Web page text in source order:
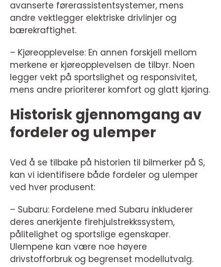
avanserte førerassistentsystemer, mens
andre vektlegger elektriske drivlinjer og
bærekraftighet.
– Kjøreopplevelse: En annen forskjell mellom
merkene er kjøreopplevelsen de tilbyr. Noen
legger vekt på sportslighet og responsivitet,
mens andre prioriterer komfort og glatt kjøring.
Historisk gjennomgang av
fordeler og ulemper
Ved å se tilbake på historien til bilmerker på S,
kan vi identifisere både fordeler og ulemper
ved hver produsent:
– Subaru: Fordelene med Subaru inkluderer
deres anerkjente firehjulstrekkssystem,
pålitelighet og sportslige egenskaper.
Ulempene kan være noe høyere
drivstofforbruk og begrenset modellutvalg.